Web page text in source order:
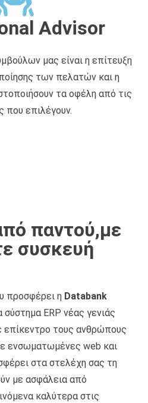
Advisor
μας είναι η επίτευξη
των πελατών και η
τα οφέλη από τις
που επιλέγουν.
παντού,με
συσκευή
προσφέρει η Databank
σύστημα ERP νέας γενιάς
επίκεντρο τους ανθρώπους
ενσωματωμένες web και
στα στελέχη σας τη
με ασφάλεια από
καλύτερα στις